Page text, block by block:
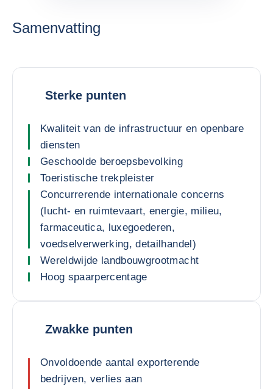
Samenvatting
Sterke punten
Kwaliteit van de infrastructuur en openbare
diensten
Geschoolde beroepsbevolking
Toeristische trekpleister
Concurrerende internationale concerns
(lucht- en ruimtevaart, energie, milieu,
farmaceutica, luxegoederen,
voedselverwerking, detailhandel)
Wereldwijde landbouwgrootmacht
Hoog spaarpercentage
Zwakke punten
Onvoldoende aantal exporterende
bedrijven, verlies aan